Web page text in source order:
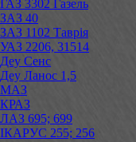
ГАЗ 3302 Газель
ЗАЗ 40
ЗАЗ 1102 Таврія
УАЗ 2206, 31514
Деу Сенс
Деу Ланос 1,5
МАЗ
КРАЗ
ЛАЗ 695; 699
ІКАРУС 255; 256